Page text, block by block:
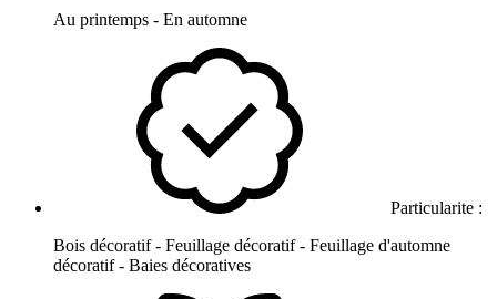
Au printemps - En automne
Particularite :
Bois décoratif - Feuillage décoratif - Feuillage d'automne
décoratif - Baies décoratives